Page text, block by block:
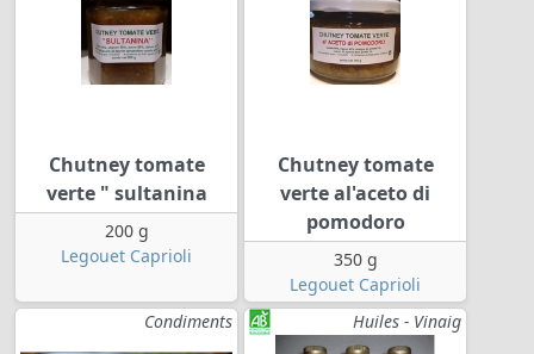
Chutney tomate
verte " sultanina
200 g
Legouet Caprioli
Chutney tomate
verte al'aceto di
pomodoro
350 g
Legouet Caprioli
Condiments
Huiles - Vinaig